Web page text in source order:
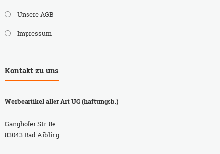
Unsere AGB
Impressum
Kontakt zu uns
Werbeartikel aller Art UG (haftungsb.)
Ganghofer Str. 8e
83043 Bad Aibling